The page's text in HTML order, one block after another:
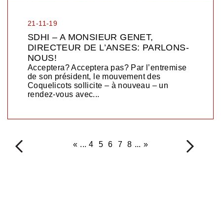
21-11-19
SDHI – A MONSIEUR GENET,
DIRECTEUR DE L’ANSES: PARLONS-
NOUS!
Acceptera? Acceptera pas? Par l’entremise
de son président, le mouvement des
Coquelicots sollicite – à nouveau – un
rendez-vous avec...
« ... 4 5 6 7 8 ... »